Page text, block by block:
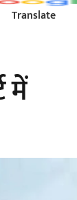
Translate
में